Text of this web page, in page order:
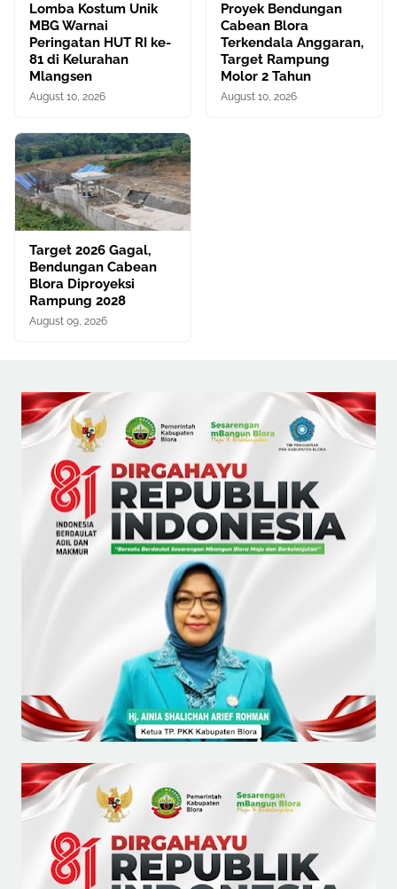
Lomba Kostum Unik
MBG Warnai
Peringatan HUT RI ke-
81 di Kelurahan
Mlangsen
August 10, 2026
Proyek Bendungan
Cabean Blora
Terkendala Anggaran,
Target Rampung
Molor 2 Tahun
August 10, 2026
Target 2026 Gagal,
Bendungan Cabean
Blora Diproyeksi
Rampung 2028
August 09, 2026